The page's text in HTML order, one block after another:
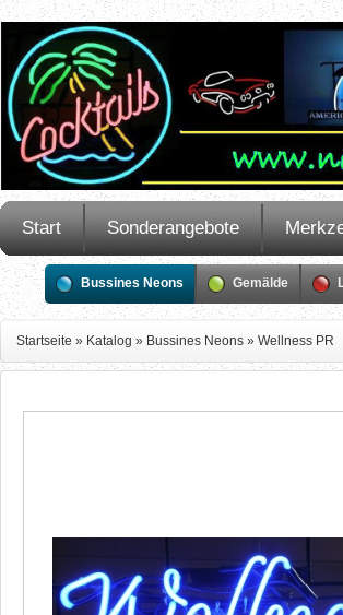
Start Sonderangebote
Bussines Neons Gemälde
Startseite » Katalog » Bussines Neons » Wellness PR